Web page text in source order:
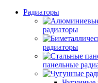
Радиаторы
радиаторы
радиаторы
панельные